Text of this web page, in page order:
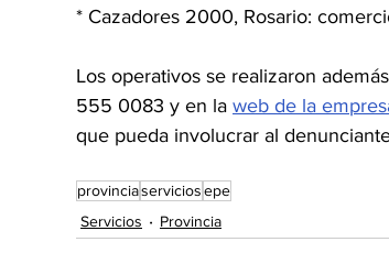
* Cazadores 2000, Rosario:
Los operativos se realizaron
555 0083 y en la web de la
que pueda involucrar al
provinciaserviciosepe
Servicios
Provincia